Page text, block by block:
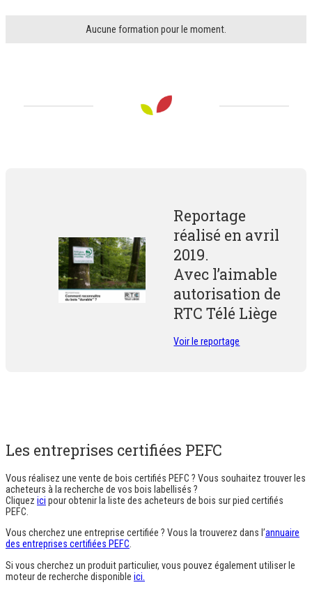
Aucune formation pour le moment.
Reportage
réalisé en avril
2019.
Avec l’aimable
autorisation de
RTC Télé Liège
Voir le reportage
Les entreprises certifiées PEFC
Vous réalisez une vente de bois certifiés PEFC ? Vous souhaitez trouver les
acheteurs à la recherche de vos bois labellisés ?
Cliquez ici pour obtenir la liste des acheteurs de bois sur pied certifiés
PEFC.
Vous cherchez une entreprise certifiée ? Vous la trouverez dans l’annuaire
des entreprises certifiées PEFC.
Si vous cherchez un produit particulier, vous pouvez également utiliser le
moteur de recherche disponible ici.